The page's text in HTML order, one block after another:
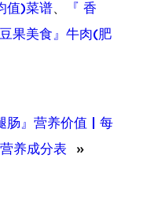
值)菜谱、
『 香
豆果美食』牛肉(肥
肠』营养价值 | 每
养成分表
»